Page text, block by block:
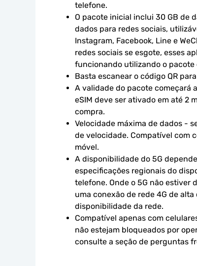
telefone.
O pacote inicial inclui 30 GB de
dados para redes sociais,
Instagram, Facebook, Line e
redes sociais se esgote, esses
funcionando utilizando o pacote
Basta escanear o código QR
A validade do pacote começará
eSIM deve ser ativado em até 2
compra.
Velocidade máxima de dados -
de velocidade. Compatível com
móvel.
A disponibilidade do 5G
especificações regionais do
telefone. Onde o 5G não estiver
uma conexão de rede 4G de
disponibilidade da rede.
Compatível apenas com
não estejam bloqueados por
consulte a seção de perguntas